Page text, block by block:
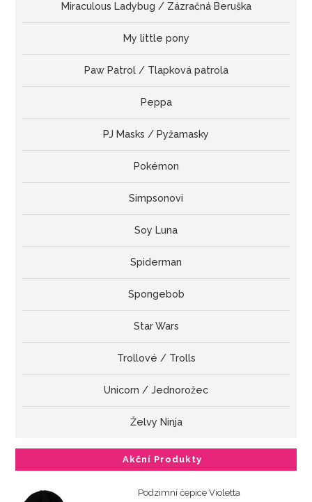
Miraculous Ladybug / Zázračná Beruška
My little pony
Paw Patrol / Tlapková patrola
Peppa
PJ Masks / Pyžamasky
Pokémon
Simpsonovi
Soy Luna
Spiderman
Spongebob
Star Wars
Trollové / Trolls
Unicorn / Jednorožec
Želvy Ninja
Akční Produkty
Podzimní čepice Violetta